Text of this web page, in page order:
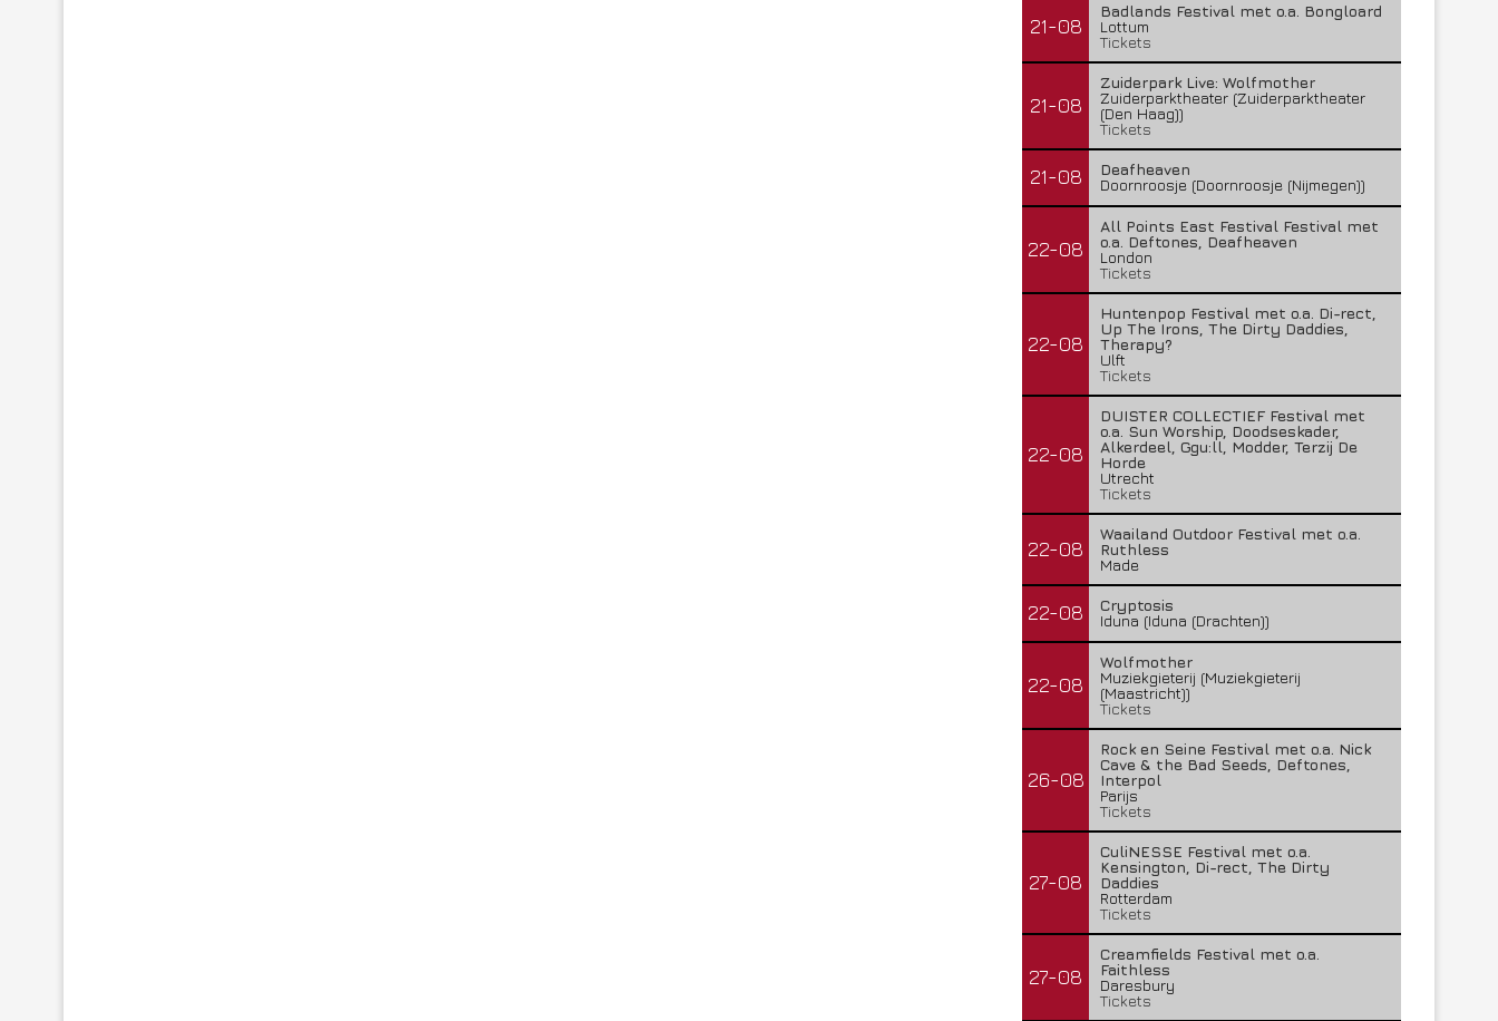
21-08
Badlands Festival met o.a. Bongloard
Lottum
Tickets
21-08
Zuiderpark Live: Wolfmother
Zuiderparktheater (Zuiderparktheater
(Den Haag))
Tickets
21-08
Deafheaven
Doornroosje (Doornroosje (Nijmegen))
22-08
All Points East Festival Festival met
o.a. Deftones, Deafheaven
London
Tickets
22-08
Huntenpop Festival met o.a. Di-rect,
Up The Irons, The Dirty Daddies,
Therapy?
Ulft
Tickets
22-08
DUISTER COLLECTIEF Festival met
o.a. Sun Worship, Doodseskader,
Alkerdeel, Ggu:ll, Modder, Terzij De
Horde
Utrecht
Tickets
22-08
Waailand Outdoor Festival met o.a.
Ruthless
Made
22-08
Cryptosis
Iduna (Iduna (Drachten))
22-08
Wolfmother
Muziekgieterij (Muziekgieterij
(Maastricht))
Tickets
26-08
Rock en Seine Festival met o.a. Nick
Cave & the Bad Seeds, Deftones,
Interpol
Parijs
Tickets
27-08
CuliNESSE Festival met o.a.
Kensington, Di-rect, The Dirty
Daddies
Rotterdam
Tickets
27-08
Creamfields Festival met o.a.
Faithless
Daresbury
Tickets